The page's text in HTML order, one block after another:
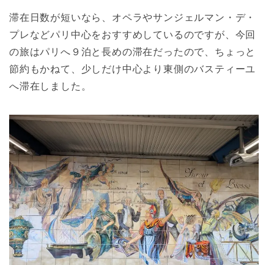
滞在日数が短いなら、オペラやサンジェルマン・デ・
プレなどパリ中心をおすすめしているのですが、今回
の旅はパリへ９泊と長めの滞在だったので、ちょっと
節約もかねて、少しだけ中心より東側のバスティーユ
へ滞在しました。